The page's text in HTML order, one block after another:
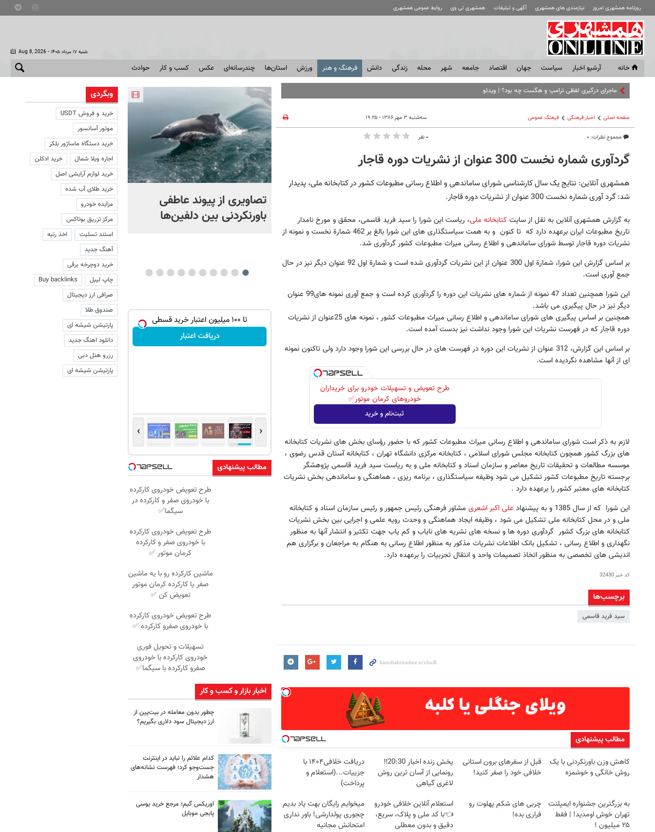
روزنامه همشهری امروز نیازمندی های همشهری آگهی و تبلیغات همشهری تی وی روابط عمومی همشهری
Aug 8, 2026 - شنبه ۱۷ مرداد ۱۴۰۵
خانه آرشیو اخبار سياست جهان اقتصاد جامعه شهر محله زندگی دانش فرهنگ و هنر ورزش استان‌ها چندرسانه‌ای عکس کسب و کار حوادث
ماجرای درگیری لفظی ترامپ و هگست چه بود؟ | ویدئو
صفحه اصلی اخبار فرهنگی فرهنگ عمومی
مجموع نظرات: ۰
سه‌شنبه ۳ مهر ۱۳۸۶ - ۱۹:۲۵
۰ نفر
گردآوری شماره نخست 300 عنوان از نشریات دوره قاجار
همشهری آنلاین: نتایج یک سال کارشناسی شورای ساماندهی و اطلاع رسانی مطبوعات کشور در کتابخانه ملی، پدیدار
شد: گرد آوری شماره نخست 300 عنوان از نشریات دوره قاجار.
به گزارش همشهری آنلاین به نقل از سایت کتابخانه ملی، ریاست این شورا را سید فرید قاسمی، محقق و مورخ نامدار
تاریخ مطبوعات ایران برعهده دارد که تا کنون و به همت سیاستگذاری های این شورا بالغ بر 462 شمارة نخست و نمونه از
نشریات دوره قاجار توسط شورای ساماندهی و اطلاع رسانی میراث مطبوعات کشور گردآوری شد.
بر اساس گزارش این شورا، شمارة اول 300 عنوان از این نشریات گردآوری شده است و شمارة اول 92 عنوان دیگر نیز در حال
جمع آوری است.
این شورا همچنین تعداد 47 نمونه از شماره های نشریات این دوره را گردآوری کرده است و جمع آوری نمونه های99 عنوان
دیگر نیز در حال پیگیری می باشد.
همچنین بر اساس پیگیری های شورای ساماندهی و اطلاع رسانی میراث مطبوعات کشور ، نمونه های 25عنوان از نشریات
دوره قاجار که در فهرست نشریات این شورا وجود نداشت نیز بدست آمده است.
بر اساس این گزارش، 312 عنوان از نشریات این دوره در فهرست های در حال بررسی این شورا وجود دارد ولی تاکنون نمونه
ای از آنها مشاهده نگردیده است.
طرح تعویض و تسهیلات خودرو برای خریداران
خودروهای کرمان موتور✅
ثبت‌نام و خرید
لازم به ذکر است شورای ساماندهی و اطلاع رسانی میراث مطبوعات کشور که با حضور رؤسای بخش های نشریات کتابخانه
های بزرگ کشور همچون کتابخانه مجلس شورای اسلامی ، کتابخانه مرکزی دانشگاه تهران ، کتابخانه آستان قدس رضوی ،
موسسه مطالعات و تحقیقات تاریخ معاصر و سازمان اسناد و کتابخانه ملی و به ریاست سید فرید قاسمی پژوهشگر
برجسته تاریخ مطبوعات کشور تشکیل می شود وظیفه سیاستگذاری ، برنامه ریزی ، هماهنگی و ساماندهی بخش نشریات
کتابخانه های معتبر کشور را برعهده دارد .
این شورا که از سال 1385 و به پیشنهاد
علی اکبر اشعری مشاور فرهنگی رئیس جمهور و رئیس سازمان اسناد و کتابخانه
ملی و در محل کتابخانه ملی تشکیل می شود ، وظیفه ایجاد هماهنگی و وحدت رویه علمی و اجرایی بین بخش نشریات
کتابخانه های بزرگ کشور گردآوری دوره ها و نسخه های نشریه های نایاب و کم یاب جهت تکثیر و انتشار آنها به منظور
نگهداری و اطلاع رسانی ، تشکیل بانک اطلاعات نشریات مذکور به منظور اطلاع رسانی به هنگام به مراجعان و برگزاری هم
اندیشی های تخصصی به منظور اتخاذ تصمیمات واحد و انتقال تجربیات را برعهده دارد.
کد خبر32430
برچسب‌ها
سید فرید قاسمی
مطالب پیشنهادی
کاهش وزن باورنکردنی با یک
روش خانگی و خوشمزه
قبل از سفرهای برون استانی
خلافی خود را صفر کنید!
پخش زنده اخبار 20:30‼️
رونمایی از آسان ترین روش
لاغری گیاهی
دریافت خلافی۱۴۰۴ با
جزییات...(استعلام و
پرداخت)
به بزرگترین جشنواره ایمپلنت
تهران خوش اومدید! | فقط
۲۵ میلیون !
چربی های شکم پهلوت رو
فراری بده!
استعلام آنلاین خلافی خودرو
👈با کد ملی و پلاک، سریع،
دقیق و بدون معطلی
میخوایم رایگان بهت یاد بدیم
چجوری پولدارشی! باور نداری
امتحانش مجانیه
برای داماد مبتلا به سندروم
داون+ ویدئو
تصاویری از پیوند عاطفی
باورنکردنی بین دلفین‌ها
روایت اژدهایی از پشت
گزارش‌های تنگه هرمز |
تا ۴۰ میلیون تومان اعتبار خرید قسطی
دریافت کن
دریافت اعتبار
خرید اقساطی طلا و گوشی فقط با یک برگ
چک صیادی
درخواست اعتبار
تا 40 میلیون تومان اعتبار فوری ، همین الان
دریافت اعتبار
تا ۱۰۰ میلیون اعتبار خرید قسطی
دریافت اعتبار
‹
›
مطالب پیشنهادی
طرح تعویض خودروی کارکرده
با خودروی صفر و کارکرده در
سیگما✅
طرح تعویض خودروی کارکرده
با خودروی صفر و کارکرده
کرمان موتور ✅
ماشین کارکرده رو با یه ماشین
صفر یا کارکرده کرمان موتور
تعویض کن ✅
طرح تعویض خودروی کارکرده
با خودروی صفرو کارکرده ✅
تسهیلات و تحویل فوری
خودروی کارکرده با خودروی
صفرو کارکرده با سیگما✅
اخبار بازار و کسب و کار
چطور بدون معامله در بیت‌پین از
ارز دیجیتال سود دلاری بگیریم؟
کدام علائم را نباید در اینترنت
جست‌وجو کرد؛ فهرست نشانه‌های
هشدار
اوریکس گیم؛ مرجع خرید یوسی
پابجی موبایل
وبگردی
خرید و فروش USDT
موتور آسانسور
خرید دستگاه ماساژور بلکر
اجاره ویلا شمال
خرید ادکلن
خرید لوازم آرایشی اصل
خرید طلای آب شده
مزایده خودرو
مرکز تزریق بوتاکس
استند تسلیت
اخذ رتبه
آهنگ جدید
خرید دوچرخه برقی
چاپ لیبل
Buy backlinks
صرافی ارز دیجیتال
صندوق طلا
پارتیشن شیشه ای
دانلود اهنگ جدید
رزرو هتل دبی
پارتیشن شیشه ای